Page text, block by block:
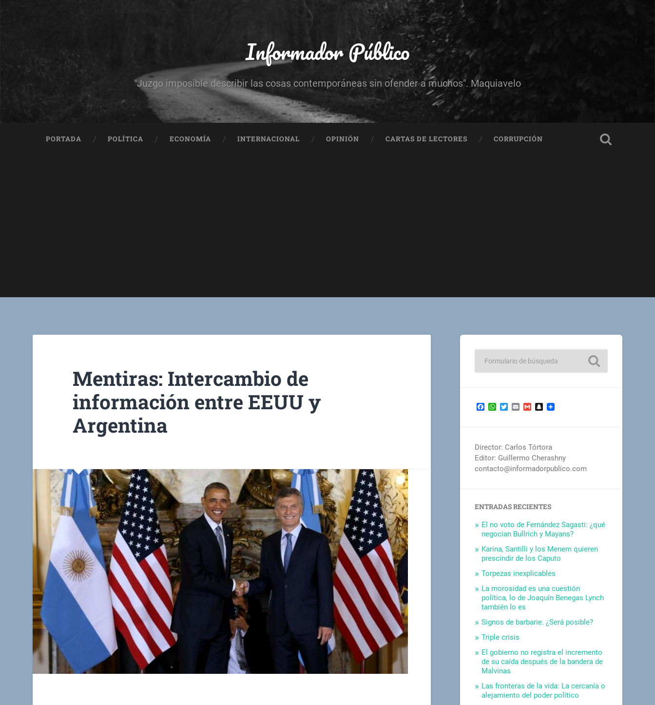
Informador Público
"Juzgo imposible describir las cosas contemporáneas sin ofender a muchos". Maquiavelo
PORTADA POLÍTICA ECONOMÍA INTERNACIONAL OPINIÓN CARTAS DE LECTORES CORRUPCIÓN
Mentiras: Intercambio de
información entre EEUU y
Argentina
Facebook
WhatsApp
TwitterEmailGmailSnapchat
Director: Carlos Tórtora
Editor: Guillermo Cherashny
contacto@informadorpublico.com
ENTRADAS RECIENTES
El no voto de Fernández Sagasti: ¿qué
negocian Bullrich y Mayans?
Karina, Santilli y los Menem quieren
prescindir de los Caputo
Torpezas inexplicables
La morosidad es una cuestión
política, lo de Joaquín Benegas Lynch
también lo es
Signos de barbarie. ¿Será posible?
Triple crisis
El gobierno no registra el incremento
de su caída después de la bandera de
Malvinas
Las fronteras de la vida: La cercanía o
alejamiento del poder político